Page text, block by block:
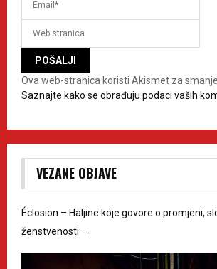
Ova web-stranica koristi Akismet za
Saznajte kako se obrađuju podaci vaših
VEZANE OBJAVE
Éclosion – Haljine koje govore o promjeni,
ženstvenosti →